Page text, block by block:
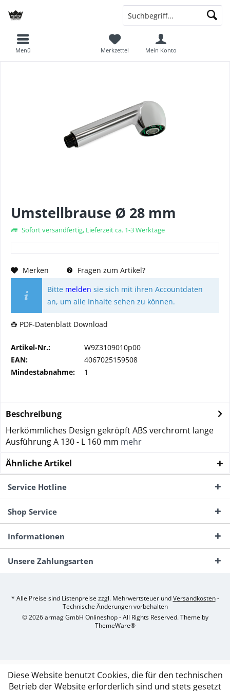
Merkzettel Mein Konto
Menü
Umstellbrause Ø 28 mm
Sofort versandfertig, Lieferzeit ca. 1-3 Werktage
Merken
Fragen zum Artikel?
Bitte melden sie sich mit ihren Accountdaten
an, um alle Inhalte sehen zu können.
PDF-Datenblatt Download
Artikel-Nr.:
W9Z3109010p00
EAN:
4067025159508
Mindestabnahme:
1
Beschreibung
Herkömmliches Design gekröpft ABS verchromt lange
Ausführung A 130 - L 160 mm mehr
Ähnliche Artikel
Service Hotline
Shop Service
Informationen
Unsere Zahlungsarten
* Alle Preise sind Listenpreise zzgl. Mehrwertsteuer undVersandkosten-
Technische Änderungen vorbehalten
© 2026 armag GmbH Onlineshop - All Rights Reserved. Theme by
ThemeWare®
Diese Website benutzt Cookies, die für den technischen
Betrieb der Website erforderlich sind und stets gesetzt